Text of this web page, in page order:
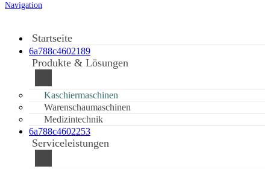
Navigation
Startseite
6a788c4602189
Produkte & Lösungen
Kaschiermaschinen
Warenschaumaschinen
Medizintechnik
6a788c4602253
Serviceleistungen